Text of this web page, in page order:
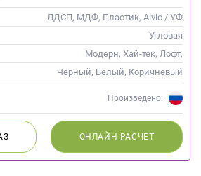
ЛДСП, МДФ, Пластик, Alvic / УФ
лак, Интегрированная ручка
Угловая
Модерн, Хай-тек, Лофт,
Современные
Черный, Белый, Коричневый
Произведено:
ОНЛАЙН РАСЧЕТ